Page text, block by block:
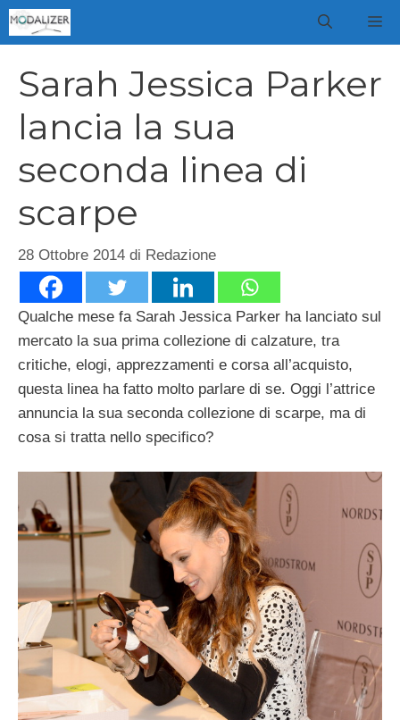
Vai
al
Sarah Jessica Parker
lancia la sua
seconda linea di
scarpe
28 Ottobre 2014 di Redazione
Qualche mese fa Sarah Jessica Parker ha lanciato sul
mercato la sua prima collezione di calzature, tra
critiche, elogi, apprezzamenti e corsa all’acquisto,
questa linea ha fatto molto parlare di se. Oggi l’attrice
annuncia la sua seconda collezione di scarpe, ma di
cosa si tratta nello specifico?